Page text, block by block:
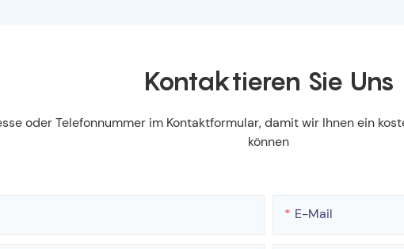
Kontaktieren Sie Uns
oder Telefonnummer im Kontaktformular, damit wir Ihnen ein
können
E-Mail